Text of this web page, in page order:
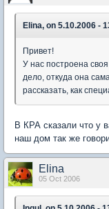
Elina, on 5.10.2006 -
Привет!
У нас построена
дело, откуда она
рассказать, как
В КРА сказали что у
наш дом так же
Elina
05 Oct 2006